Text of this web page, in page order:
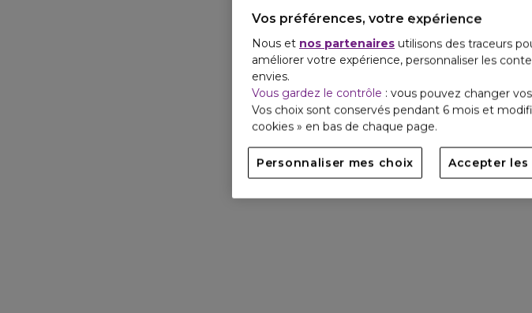
Vos préférences, votre expérience
Nous et nos partenaires utilisons des traceurs
améliorer votre expérience, personnaliser les
envies.
Vous gardez le contrôle : vous pouvez changer
Vos choix sont conservés pendant 6 mois et
cookies » en bas de chaque page.
Personnaliser mes choix Accepter les